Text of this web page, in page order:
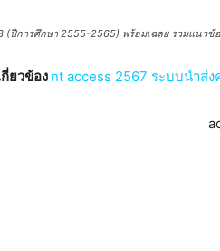
(ปีการศึกษา 2555-2565) พร้อมเฉลย รวมแนวข้
กี่ยวข้อง nt access 2567 ระบบนำส่